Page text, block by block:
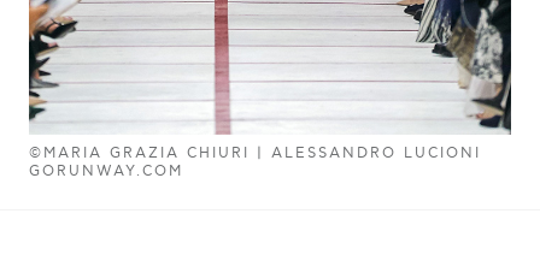
©MARIA GRAZIA CHIURI | ALESSANDRO LUCIONI
GORUNWAY.COM